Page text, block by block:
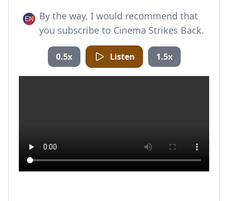
By the way, I would recommend that
you subscribe to Cinema Strikes Back.
0.5x Listen 1.5x